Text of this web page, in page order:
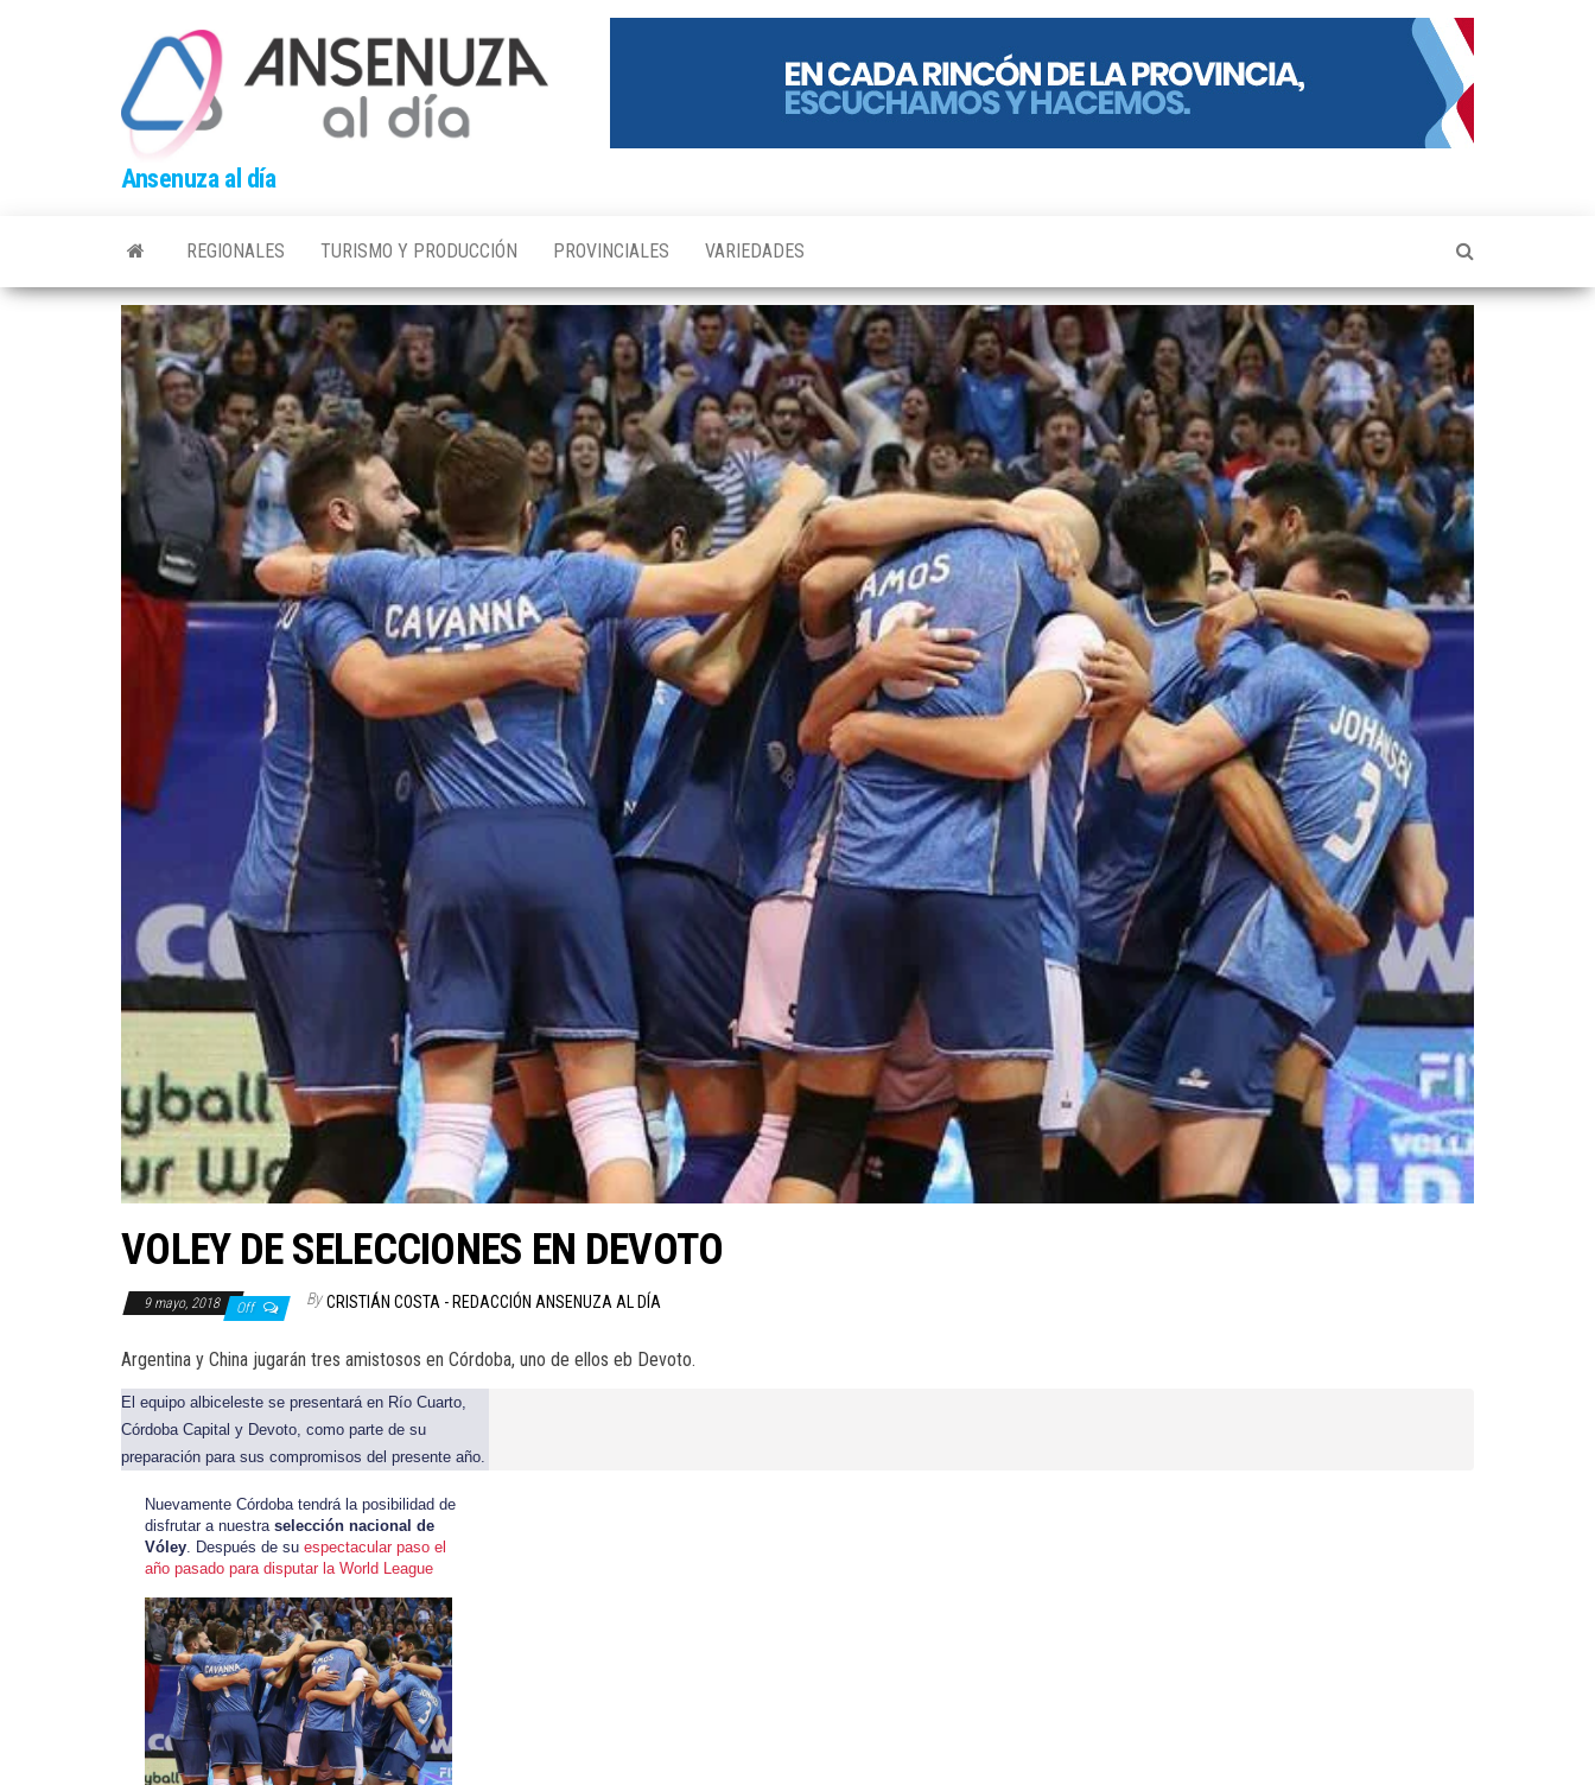
Ansenuza al día
REGIONALES TURISMO Y PRODUCCIÓN PROVINCIALES VARIEDADES
VOLEY DE SELECCIONES EN DEVOTO
9 mayo, 2018 Off By CRISTIÁN COSTA - REDACCIÓN ANSENUZA AL DÍA
Argentina y China jugarán tres amistosos en Córdoba, uno de ellos eb Devoto.
El equipo albiceleste se presentará en Río Cuarto,
Córdoba Capital y Devoto, como parte de su
preparación para sus compromisos del presente año.
Nuevamente Córdoba tendrá la posibilidad de
disfrutar a nuestra selección nacional de
Vóley . Después de su espectacular paso el
año pasado para disputar la World League